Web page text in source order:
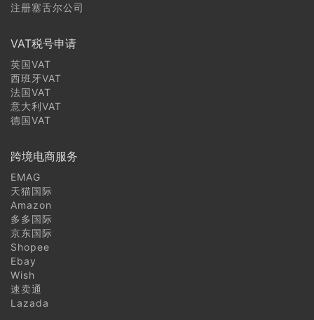
注册塞舌尔公司
VAT税号申请
英国VAT
西班牙VAT
法国VAT
意大利VAT
德国VAT
跨境电商服务
EMAG
天猫国际
Amazon
多多国际
京东国际
Shopee
Ebay
Wish
速卖通
Lazada